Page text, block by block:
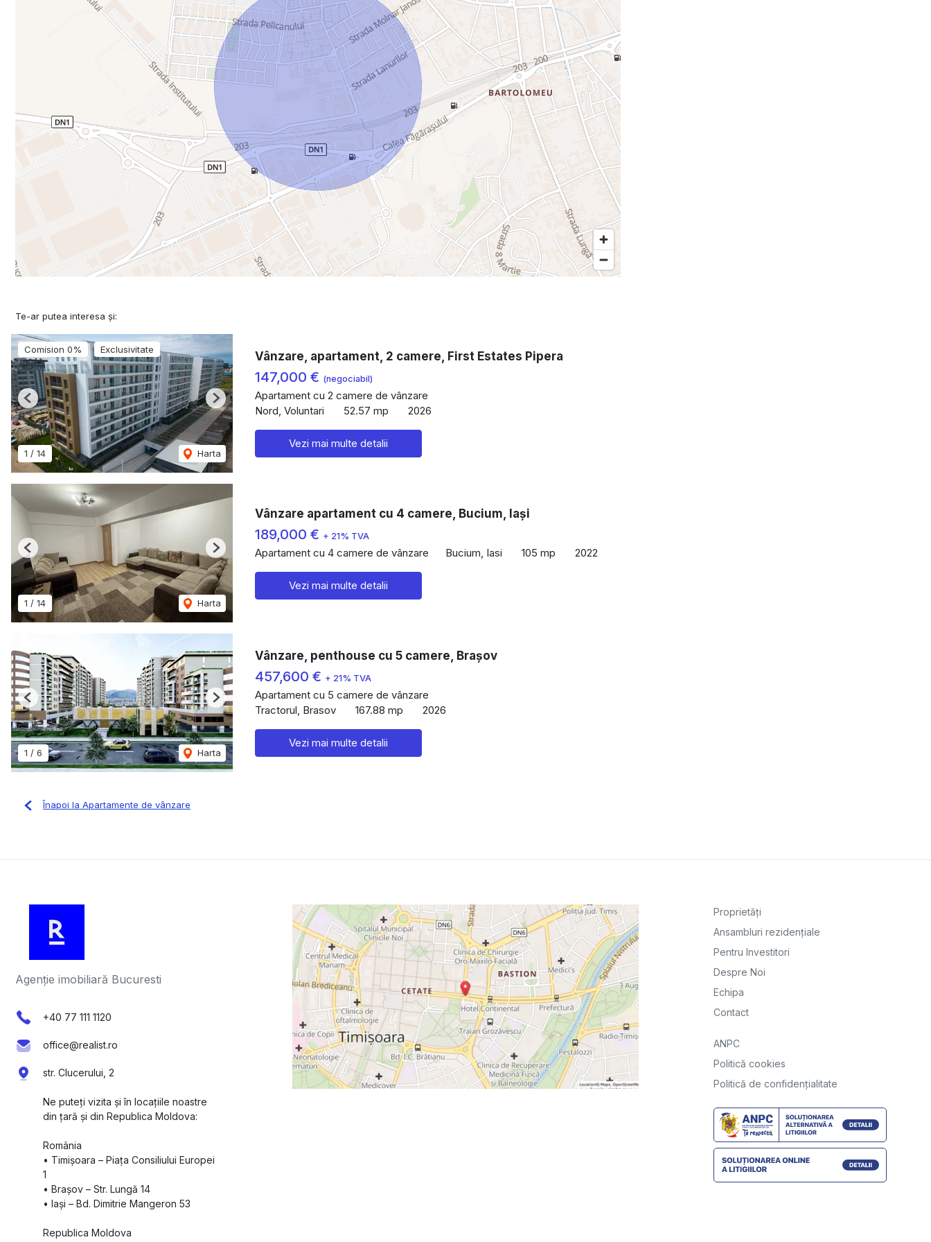
Te-ar putea interesa și:
Comision 0% Exclusivitate
1 / 14 Harta
Previous Next
Vânzare, apartament, 2 camere, First Estates Pipera
147,000 € (negociabil)
Apartament cu 2 camere de vânzare
Nord, Voluntari
52.57 mp 2026
Vezi mai multe detalii
1 / 14 Harta
Previous Next
Vânzare apartament cu 4 camere, Bucium, Iași
189,000 € + 21% TVA
Apartament cu 4 camere de vânzare Bucium, Iasi 105 mp 2022
Vezi mai multe detalii
1 / 6 Harta
Previous Next
Vânzare, penthouse cu 5 camere, Brașov
457,600 € + 21% TVA
Apartament cu 5 camere de vânzare
Tractorul, Brasov
167.88 mp 2026
Vezi mai multe detalii
Înapoi la Apartamente de vânzare
Agenție imobiliară Bucuresti
+40 77 111 1120
office@realist.ro
str. Clucerului, 2
Ne puteți vizita și în locațiile noastre
din țară și din Republica Moldova:
România
•⁠ ⁠Timișoara – Piața Consiliului Europei
1
•⁠ ⁠Brașov – Str. Lungă 14
•⁠ ⁠Iași – Bd. Dimitrie Mangeron 53
Republica Moldova
Proprietăți
Ansambluri rezidențiale
Pentru Investitori
Despre Noi
Echipa
Contact
ANPC
Politică cookies
Politică de confidențialitate